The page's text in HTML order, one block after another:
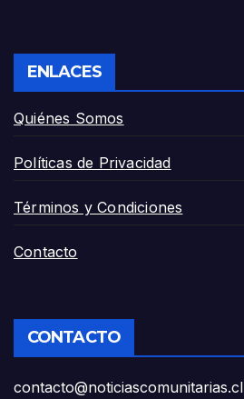
ENLACES
Quiénes Somos
Políticas de Privacidad
Términos y Condiciones
Contacto
CONTACTO
contacto@noticiascomunitarias.cl